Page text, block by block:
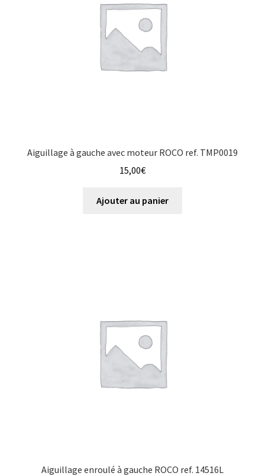
Aiguillage à gauche avec moteur ROCO ref. TMP0019
15,00€
Ajouter au panier
Aiguillage enroulé à gauche ROCO ref. 14516L